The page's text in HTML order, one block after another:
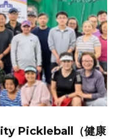
Pickleball（健康